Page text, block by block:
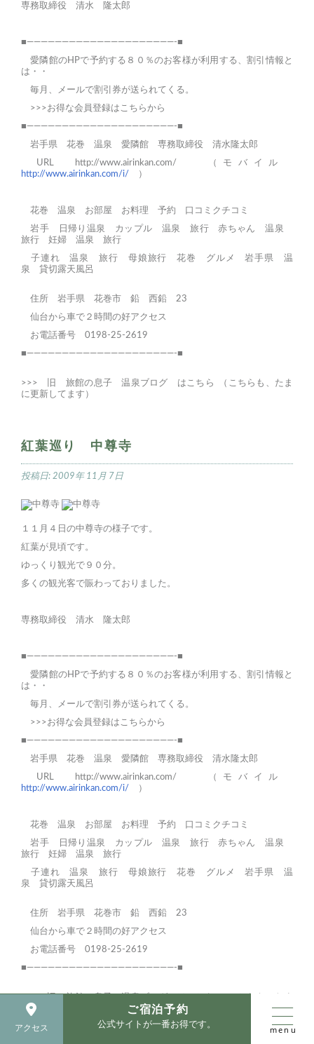
専務取締役 清水 隆太郎
■—————————————————————-■
愛隣館のHPで予約する８０％のお客様が利用する、割引情報と
は・・
毎月、メールで割引券が送られてくる。
>>>お得な会員登録はこちらから
■—————————————————————-■
岩手県 花巻 温泉 愛隣館 専務取締役 清水隆太郎
URL
http://www.airinkan.com/ （モバイル
http://www.airinkan.com/i/ ）
花巻 温泉 お部屋 お料理 予約
口コミクチコミ
岩手 日帰り温泉
カップル 温泉 旅行
赤ちゃん 温泉
旅行
妊婦 温泉 旅行
子連れ 温泉 旅行
母娘旅行 花巻 グルメ
岩手県 温
泉
貸切露天風呂
住所 岩手県 花巻市 鉛 西鉛 23
仙台から車で２時間の好アクセス
お電話番号 0198-25-2619
■—————————————————————-■
>>> 旧 旅館の息子 温泉ブログ はこちら
（こちらも、たま
に更新してます）
紅葉巡り 中尊寺
投稿日: 2009年 11月 7日
１１月４日の中尊寺の様子です。
紅葉が見頃です。
ゆっくり観光で９０分。
多くの観光客で賑わっておりました。
専務取締役 清水 隆太郎
■—————————————————————-■
愛隣館のHPで予約する８０％のお客様が利用する、割引情報と
は・・
毎月、メールで割引券が送られてくる。
>>>お得な会員登録はこちらから
■—————————————————————-■
岩手県 花巻 温泉 愛隣館 専務取締役 清水隆太郎
URL
http://www.airinkan.com/ （モバイル
http://www.airinkan.com/i/ ）
花巻 温泉 お部屋 お料理 予約
口コミクチコミ
岩手 日帰り温泉
カップル 温泉 旅行
赤ちゃん 温泉
旅行
妊婦 温泉 旅行
子連れ 温泉 旅行
母娘旅行 花巻 グルメ
岩手県 温
泉
貸切露天風呂
住所 岩手県 花巻市 鉛 西鉛 23
仙台から車で２時間の好アクセス
お電話番号 0198-25-2619
■—————————————————————-■
>>>旧 旅館の息子 温泉ブログ はこちら
に更新してます）
アクセス
ご宿泊予約
公式サイトが一番お得です。